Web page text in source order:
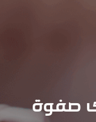
صفوة